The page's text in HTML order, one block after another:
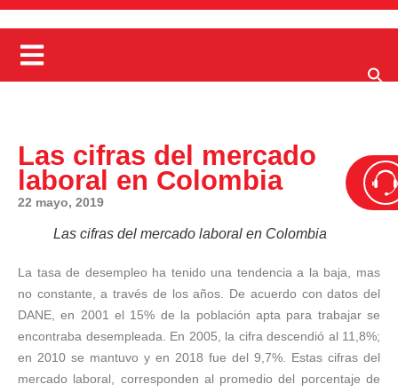
Las cifras del mercado
laboral en Colombia
22 mayo, 2019
Las cifras del mercado laboral en Colombia
La tasa de desempleo ha tenido una tendencia a la baja, mas
no constante, a través de los años. De acuerdo con datos del
DANE, en 2001 el 15% de la población apta para trabajar se
encontraba desempleada. En 2005, la cifra descendió al 11,8%;
en 2010 se mantuvo y en 2018 fue del 9,7%. Estas cifras del
mercado laboral, corresponden al promedio del porcentaje de